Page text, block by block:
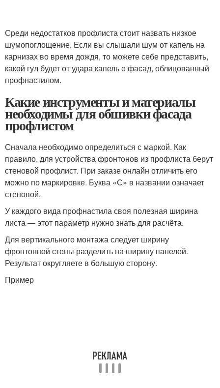
Среди недостатков профлиста стоит назвать низкое
шумопоглощение. Если вы слышали шум от капель на
карнизах во время дождя, то можете себе представить,
какой гул будет от удара капель о фасад, облицованный
профнастилом.
Какие инструменты и материалы
необходимы для обшивки фасада
профлистом
Сначала необходимо определиться с маркой. Как
правило, для устройства фронтонов из профлиста берут
стеновой профлист. При заказе онлайн отличить его
можно по маркировке. Буква «С» в названии означает
стеновой.
У каждого вида профнастила своя полезная ширина
листа — этот параметр нужно знать для расчёта.
Для вертикального монтажа следует ширину
фронтонной стены разделить на ширину панелей.
Результат округляете в большую сторону.
Пример